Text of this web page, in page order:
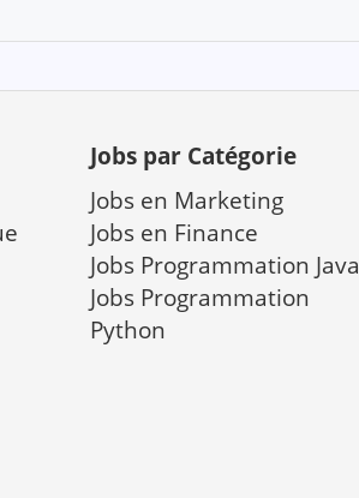
Jobs par Catégorie
Jobs en Marketing
Jobs en Finance
Jobs Programmation Java
Jobs Programmation
Python